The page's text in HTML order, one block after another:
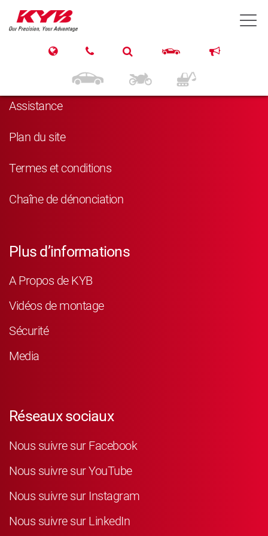
Navigation
Assistance
Plan du site
Termes et conditions
Chaîne de dénonciation
Plus d’informations
A Propos de KYB
Vidéos de montage
Sécurité
Media
Réseaux sociaux
Nous suivre sur Facebook
Nous suivre sur YouTube
Nous suivre sur Instagram
Nous suivre sur LinkedIn